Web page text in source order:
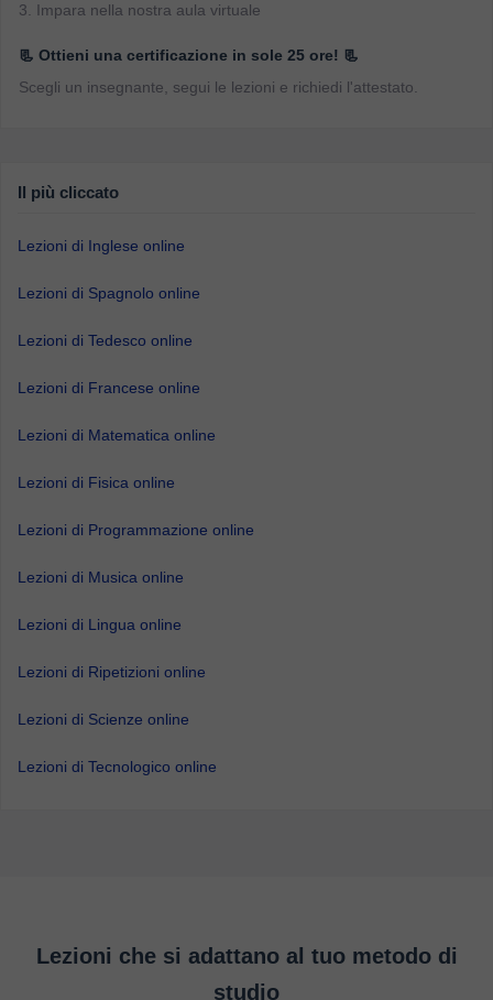
3. Impara nella nostra aula virtuale
📃 Ottieni una certificazione in sole 25 ore! 📃
Scegli un insegnante, segui le lezioni e richiedi l'attestato.
Il più cliccato
Lezioni di Inglese online
Lezioni di Spagnolo online
Lezioni di Tedesco online
Lezioni di Francese online
Lezioni di Matematica online
Lezioni di Fisica online
Lezioni di Programmazione online
Lezioni di Musica online
Lezioni di Lingua online
Lezioni di Ripetizioni online
Lezioni di Scienze online
Lezioni di Tecnologico online
Lezioni che si adattano al tuo metodo di
studio